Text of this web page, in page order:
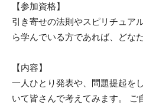
ス
タ
【参加資格】
引き寄せの法則やスピリチュア
ら学んでいる方であれば、どな
【内容】
一人ひとり発表や、問題提起を
いて皆さんで考えてみます。 ご